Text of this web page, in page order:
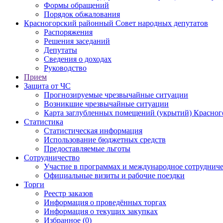
Формы обращений
Порядок обжалования
Красногорский районный Совет народных депутатов
Распоряжения
Решения заседаний
Депутаты
Сведения о доходах
Руководство
Прием
Защита от ЧС
Прогнозируемые чрезвычайные ситуации
Возникшие чрезвычайные ситуации
Карта заглубленных помещений (укрытий)
Статистика
Статистическая информация
Использование бюджетных средств
Предоставляемые льготы
Сотрудничество
Участие в программах и международное
Официальные визиты и рабочие поездки
Торги
Реестр заказов
Информация о проведённых торгах
Информация о текущих закупках
Избранное (0)